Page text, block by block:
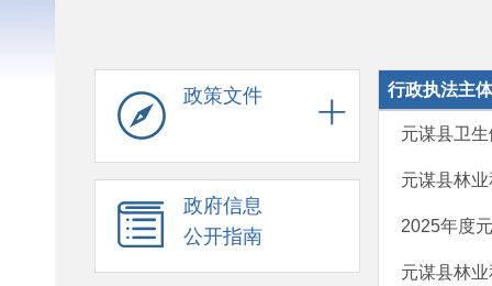
政策文件
政府信息
公开指南
行政执法主
元谋县卫
元谋县林
2025年度
元谋县林